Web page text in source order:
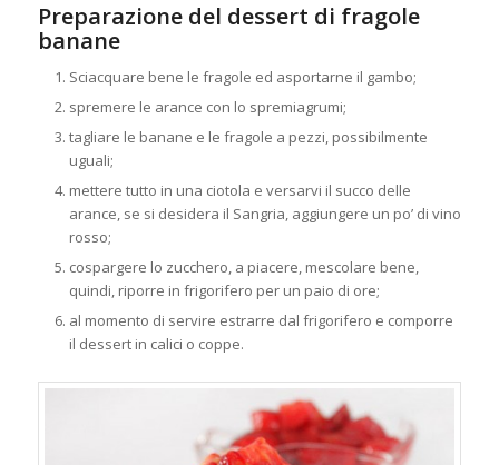
Preparazione del dessert di fragole
banane
Sciacquare bene le fragole ed asportarne il gambo;
spremere le arance con lo spremiagrumi;
tagliare le banane e le fragole a pezzi, possibilmente
uguali;
mettere tutto in una ciotola e versarvi il succo delle
arance, se si desidera il Sangria, aggiungere un po’ di vino
rosso;
cospargere lo zucchero, a piacere, mescolare bene,
quindi, riporre in frigorifero per un paio di ore;
al momento di servire estrarre dal frigorifero e comporre
il dessert in calici o coppe.